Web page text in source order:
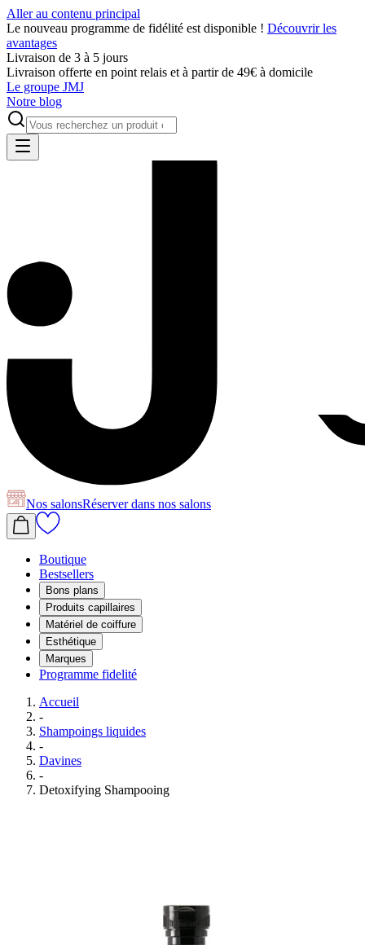
Aller au contenu principal
Le nouveau programme de fidélité est disponible ! Découvrir les
avantages
Livraison de 3 à 5 jours
Livraison offerte en point relais et à partir de 49€ à domicile
Le groupe JMJ
Notre blog
Nos salonsRéserverdans nos salons
Boutique
Bestsellers
Bons plans
Produits capillaires
Matériel de coiffure
Esthétique
Marques
Programme fidelité
Accueil
-
Shampoings liquides
-
Davines
-
Detoxifying Shampooing